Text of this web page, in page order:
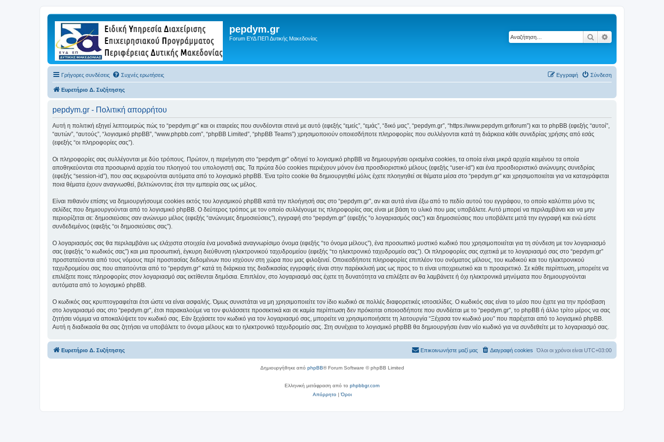
pepdym.gr
Forum ΕΥΔ ΠΕΠ Δυτικής Μακεδονίας Αναζήτηση
Γρήγορες συνδέσεις Συχνές ερωτήσεις Σύνδεση
Εγγραφή
Ευρετήριο Δ. Συζήτησης
pepdym.gr - Πολιτική απορρήτου
Αυτή η πολιτική εξηγεί λεπτομερώς πώς το “pepdym.gr” και οι εταιρείες που συνδέονται στενά με αυτό (εφεξής “εμείς”, “εμάς”, “δικό μας”, “pepdym.gr”, “https://www.pepdym.gr/forum”) και το phpBB (εφεξής “αυτοί”,
“αυτών”, “αυτούς”, “λογισμικό phpBB”, “www.phpbb.com”, “phpBB Limited”, “phpBB Teams”) χρησιμοποιούν οποιεσδήποτε πληροφορίες που συλλέγονται κατά τη διάρκεια κάθε συνεδρίας χρήσης από εσάς
(εφεξής “οι πληροφορίες σας”).
Οι πληροφορίες σας συλλέγονται με δύο τρόπους. Πρώτον, η περιήγηση στο “pepdym.gr” οδηγεί το λογισμικό phpBB να δημιουργήσει ορισμένα cookies, τα οποία είναι μικρά αρχεία κειμένου τα οποία
αποθηκεύονται στα προσωρινά αρχεία του πλοηγού του υπολογιστή σας. Τα πρώτα δύο cookies περιέχουν μόνον ένα προσδιοριστικό μέλους (εφεξής “user-id”) και ένα προσδιοριστικό ανώνυμης συνεδρίας
(εφεξής “session-id”), που σας εκχωρούνται αυτόματα από το λογισμικό phpBB. Ένα τρίτο cookie θα δημιουργηθεί μόλις έχετε πλοηγηθεί σε θέματα μέσα στο “pepdym.gr” και χρησιμοποιείται για να καταγράφεται
ποια θέματα έχουν αναγνωσθεί, βελτιώνοντας έτσι την εμπειρία σας ως μέλος.
Είναι πιθανόν επίσης να δημιουργήσουμε cookies εκτός του λογισμικού phpBB κατά την πλοήγησή σας στο “pepdym.gr”, αν και αυτά είναι έξω από το πεδίο αυτού του εγγράφου, το οποίο καλύπτει μόνο τις
σελίδες που δημιουργούνται από το λογισμικό phpBB. Ο δεύτερος τρόπος με τον οποίο συλλέγουμε τις πληροφορίες σας είναι με βάση το υλικό που μας υποβάλετε. Αυτό μπορεί να περιλαμβάνει και να μην
περιορίζεται σε: δημοσιεύσεις σαν ανώνυμο μέλος (εφεξής “ανώνυμες δημοσιεύσεις”), εγγραφή στο “pepdym.gr” (εφεξής “ο λογαριασμός σας”) και δημοσιεύσεις που υποβάλετε μετά την εγγραφή και ενώ είστε
συνδεδεμένος (εφεξής “οι δημοσιεύσεις σας”).
Ο λογαριασμός σας θα περιλαμβάνει ως ελάχιστα στοιχεία ένα μοναδικά αναγνωρίσιμο όνομα (εφεξής “το όνομα μέλους”), ένα προσωπικό μυστικό κωδικό που χρησιμοποιείται για τη σύνδεση με τον λογαριασμό
σας (εφεξής “ο κωδικός σας”) και μια προσωπική, έγκυρη διεύθυνση ηλεκτρονικού ταχυδρομείου (εφεξής “το ηλεκτρονικό ταχυδρομείο σας”). Οι πληροφορίες σας σχετικά με το λογαριασμό σας στο “pepdym.gr”
προστατεύονται από τους νόμους περί προστασίας δεδομένων που ισχύουν στη χώρα που μας φιλοξενεί. Οποιεσδήποτε πληροφορίες επιπλέον του ονόματος μέλους, του κωδικού και του ηλεκτρονικού
ταχυδρομείου σας που απαιτούνται από το “pepdym.gr” κατά τη διάρκεια της διαδικασίας εγγραφής είναι στην παρέκκλισή μας ως προς το τι είναι υποχρεωτικό και τι προαιρετικό. Σε κάθε περίπτωση, μπορείτε να
επιλέξετε ποιες πληροφορίες στον λογαριασμό σας εκτίθενται δημόσια. Επιπλέον, στο λογαριασμό σας έχετε τη δυνατότητα να επιλέξετε αν θα λαμβάνετε ή όχι ηλεκτρονικά μηνύματα που δημιουργούνται
αυτόματα από το λογισμικό phpBB.
Ο κωδικός σας κρυπτογραφείται έτσι ώστε να είναι ασφαλής. Όμως συνιστάται να μη χρησιμοποιείτε τον ίδιο κωδικό σε πολλές διαφορετικές ιστοσελίδες. Ο κωδικός σας είναι το μέσο που έχετε για την πρόσβαση
στο λογαριασμό σας στο “pepdym.gr”, έτσι παρακαλούμε να τον φυλάσσετε προσεκτικά και σε καμία περίπτωση δεν πρόκειται οποιοσδήποτε που συνδέεται με το “pepdym.gr”, το phpBB ή άλλο τρίτο μέρος να σας
ζητήσει νόμιμα να αποκαλύψετε τον κωδικό σας. Εάν ξεχάσετε τον κωδικό για τον λογαριασμό σας, μπορείτε να χρησιμοποιήσετε τη λειτουργία “Ξέχασα τον κωδικό μου” που παρέχεται από το λογισμικό phpBB.
Αυτή η διαδικασία θα σας ζητήσει να υποβάλετε το όνομα μέλους και το ηλεκτρονικό ταχυδρομείο σας. Στη συνέχεια το λογισμικό phpBB θα δημιουργήσει έναν νέο κωδικό για να συνδεθείτε με το λογαριασμό σας.
Ευρετήριο Δ. Συζήτησης Όλοι οι χρόνοι είναι UTC+03:00
Διαγραφή cookies
Επικοινωνήστε μαζί μας
Δημιουργήθηκε από phpBB® Forum Software © phpBB Limited
Ελληνική μετάφραση από το phpbbgr.com
Απόρρητο|Όροι